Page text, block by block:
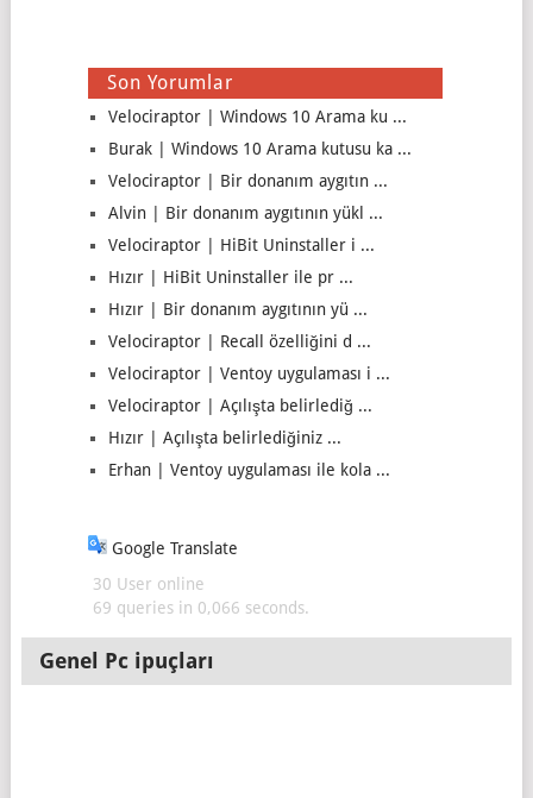
Son Yorumlar
Velociraptor | Windows 10 Arama ku ...
Burak | Windows 10 Arama kutusu ka ...
Velociraptor | Bir donanım aygıtın ...
Alvin | Bir donanım aygıtının yükl ...
Velociraptor | HiBit Uninstaller i ...
Hızır | HiBit Uninstaller ile pr ...
Hızır | Bir donanım aygıtının yü ...
Velociraptor | Recall özelliğini d ...
Velociraptor | Ventoy uygulaması i ...
Velociraptor | Açılışta belirlediğ ...
Hızır | Açılışta belirlediğiniz ...
Erhan | Ventoy uygulaması ile kola ...
Google Translate
30 User online
69 queries in 0,066 seconds.
Genel Pc ipuçları